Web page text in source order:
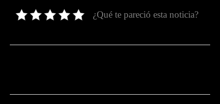
¿Qué te pareció esta noticia?